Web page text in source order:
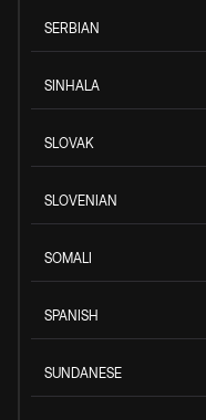
SERBIAN
SINHALA
SLOVAK
SLOVENIAN
SOMALI
SPANISH
SUNDANESE